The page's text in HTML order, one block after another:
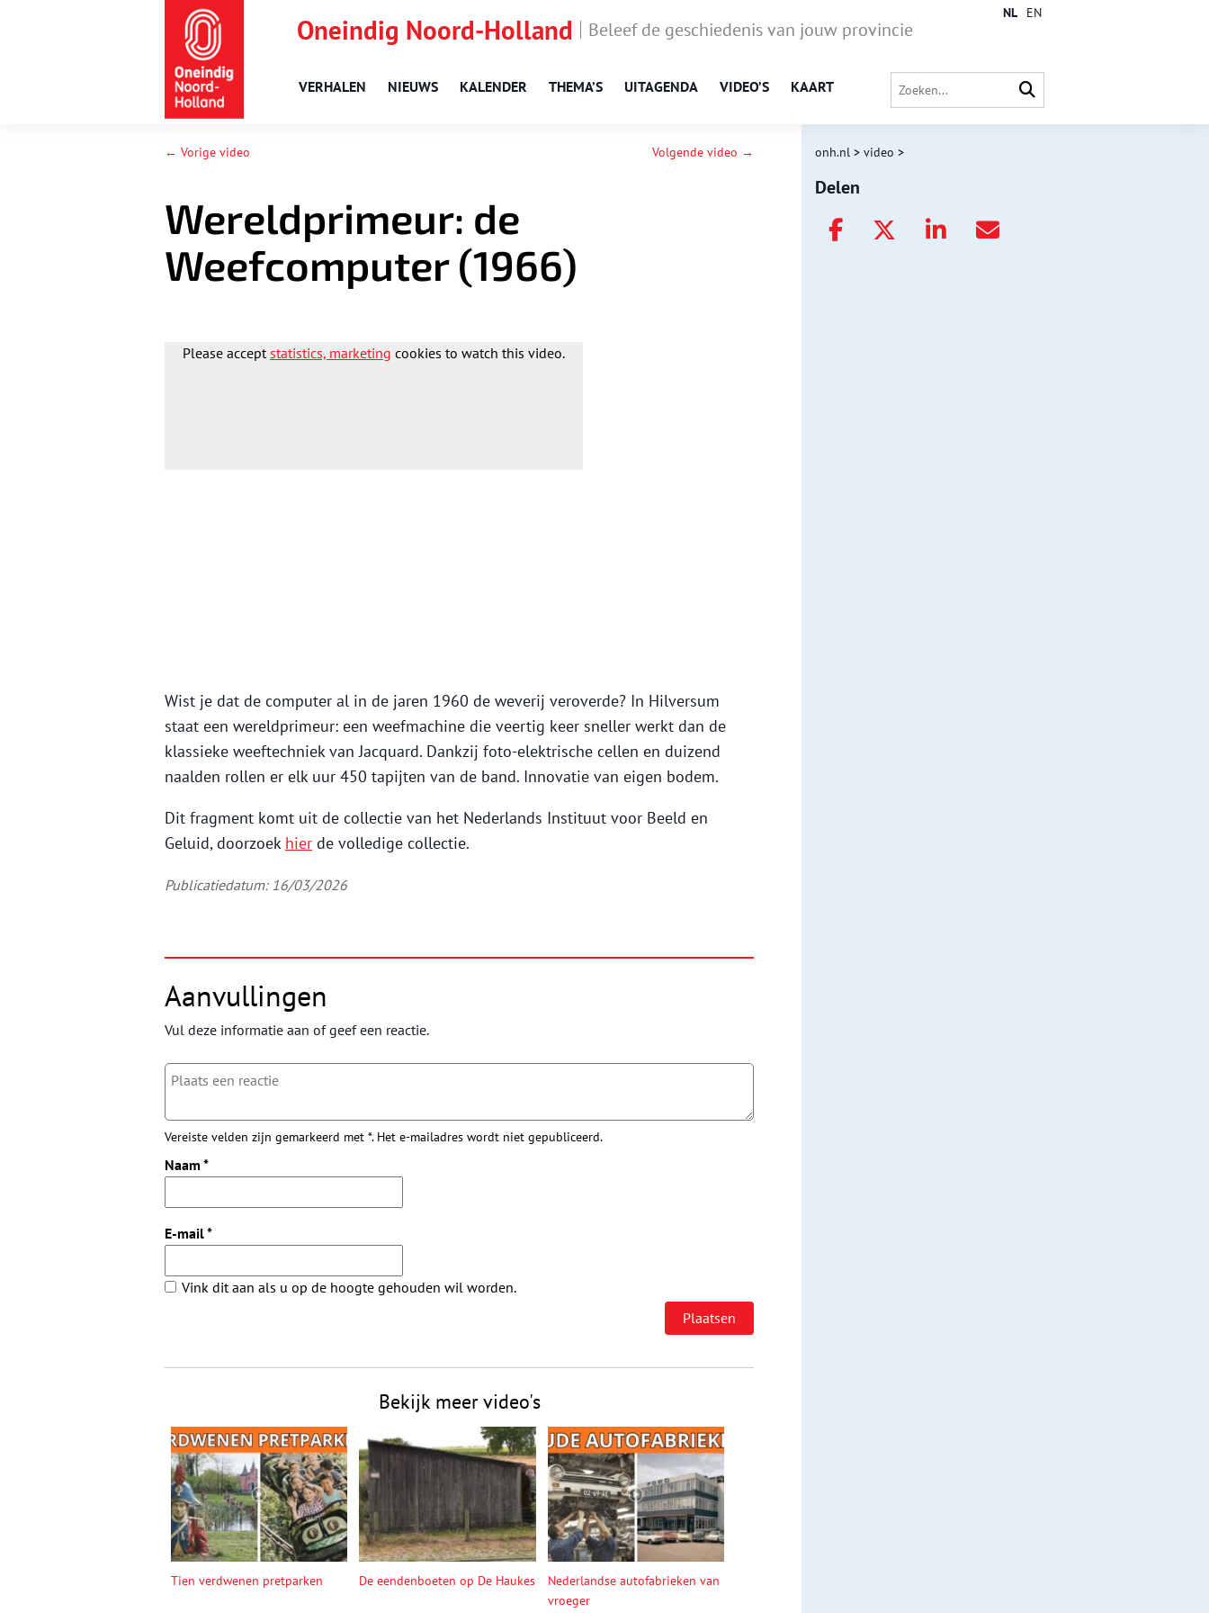
Oneindig Noord-Holland Beleef de geschiedenis van jouw provincie
VERHALEN NIEUWS KALENDER THEMA’S UITAGENDA VIDEO’S KAART
NL EN
← Vorige video Volgende video →
Wereldprimeur: de
Weefcomputer (1966)
Please acceptstatistics, marketing cookies to watch this video.
Wist je dat de computer al in de jaren 1960 de weverij veroverde? In Hilversum
staat een wereldprimeur: een weefmachine die veertig keer sneller werkt dan de
klassieke weeftechniek van Jacquard. Dankzij foto-elektrische cellen en duizend
naalden rollen er elk uur 450 tapijten van de band. Innovatie van eigen bodem.
Dit fragment komt uit de collectie van het Nederlands Instituut voor Beeld en
Geluid, doorzoek hier de volledige collectie.
Publicatiedatum: 16/03/2026
Aanvullingen
Vul deze informatie aan of geef een reactie.
Vereiste velden zijn gemarkeerd met *. Het e-mailadres wordt niet gepubliceerd.
Naam *
E-mail*
Vink dit aan als u op de hoogte gehouden wil worden.
Bekijk meer video's
Tien verdwenen pretparken De eendenboeten op De Haukes
Nederlandse autofabrieken van
vroeger
onh.nl > video >
Delen